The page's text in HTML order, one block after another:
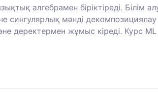
алгебрамен біріктіреді.
сингулярлық мәнді
деректермен жұмыс кіреді. Курс